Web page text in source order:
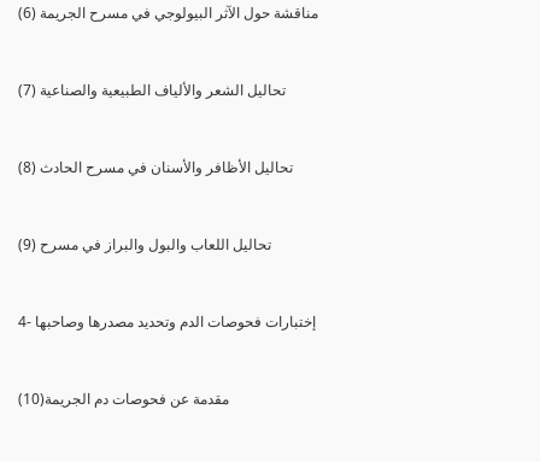
(6) مناقشة حول الآثر البيولوجي في مسرح الجريمة
(7) تحاليل الشعر والألياف الطبيعية والصناعية
(8) تحاليل الأظافر والأسنان في مسرح الحادث
(9) تحاليل اللعاب والبول والبراز في مسرح
4- إختبارات فحوصات الدم وتحديد مصدرها وصاحبها
(10)مقدمة عن فحوصات دم الجريمة